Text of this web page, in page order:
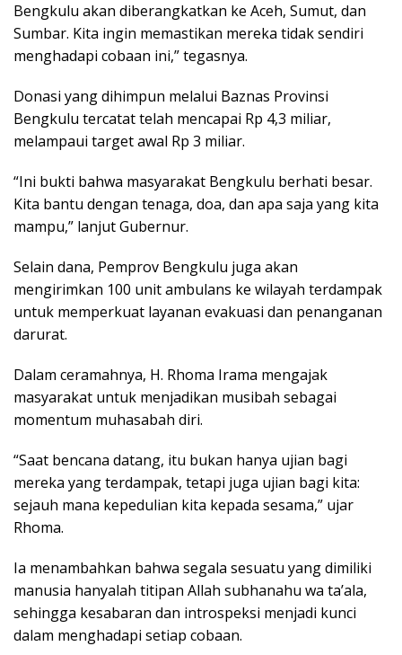
Bengkulu akan diberangkatkan ke Aceh, Sumut, dan
Sumbar. Kita ingin memastikan mereka tidak sendiri
menghadapi cobaan ini,” tegasnya.
Donasi yang dihimpun melalui Baznas Provinsi
Bengkulu tercatat telah mencapai Rp 4,3 miliar,
melampaui target awal Rp 3 miliar.
“Ini bukti bahwa masyarakat Bengkulu berhati besar.
Kita bantu dengan tenaga, doa, dan apa saja yang kita
mampu,” lanjut Gubernur.
Selain dana, Pemprov Bengkulu juga akan
mengirimkan 100 unit ambulans ke wilayah terdampak
untuk memperkuat layanan evakuasi dan penanganan
darurat.
Dalam ceramahnya, H. Rhoma Irama mengajak
masyarakat untuk menjadikan musibah sebagai
momentum muhasabah diri.
“Saat bencana datang, itu bukan hanya ujian bagi
mereka yang terdampak, tetapi juga ujian bagi kita:
sejauh mana kepedulian kita kepada sesama,” ujar
Rhoma.
Ia menambahkan bahwa segala sesuatu yang dimiliki
manusia hanyalah titipan Allah subhanahu wa ta’ala,
sehingga kesabaran dan introspeksi menjadi kunci
dalam menghadapi setiap cobaan.